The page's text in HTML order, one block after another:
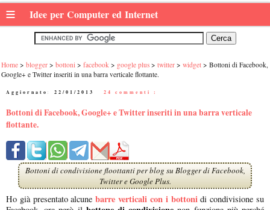
≡ Idee per Computer ed Internet
Home blogger bottoni facebook google plus twitter widget
Bottoni di Facebook,
Google+ e Twitter inseriti in una barra verticale flottante.
Aggiornato: 22/01/2013 24 commenti :
Bottoni di Facebook, Google+ e Twitter inseriti in una barra verticale
flottante.
Bottoni di condivisione floottanti per blog su Blogger di Facebook,
Twitter e Google Plus.
Ho già presentato alcunebarre verticali con i bottonidi condivisione su